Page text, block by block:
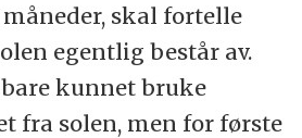
måneder, skal fortelle
egentlig består av.
kunnet bruke
fra solen, men for første